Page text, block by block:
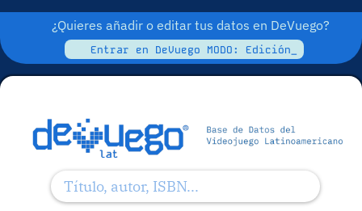
¿Quieres añadir o editar tus datos en DeVuego?
Entrar en DeVuego MODO: Edición_